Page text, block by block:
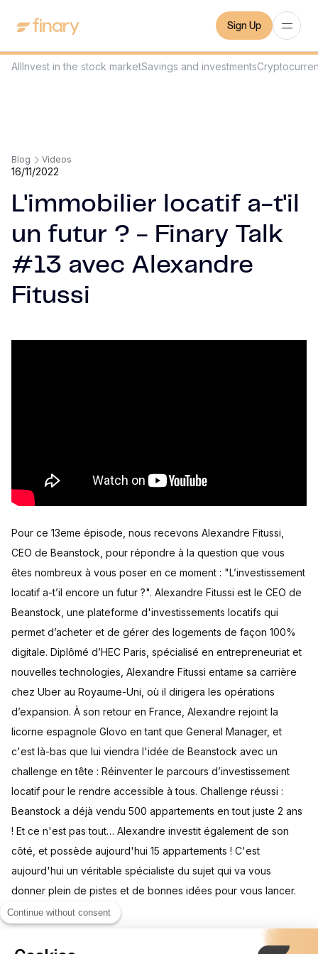
Continue without consent
Sign Up
AllInvest in the stock marketSavings and investments
Blog Videos
16/11/2022
L'immobilier locatif a-t'il
un futur ? - Finary Talk
#13 avec Alexandre
Fitussi
Pour ce 13eme épisode, nous recevons Alexandre Fitussi,
CEO de Beanstock, pour répondre à la question que vous
êtes nombreux à vous poser en ce moment : "L’investissement
locatif a-t’il encore un futur ?". Alexandre Fitussi est le CEO de
Beanstock, une plateforme d'investissements locatifs qui
permet d’acheter et de gérer des logements de façon 100%
digitale. Diplômé d’HEC Paris, spécialisé en entrepreneuriat et
nouvelles technologies, Alexandre Fitussi entame sa carrière
chez Uber au Royaume-Uni, où il dirigera les opérations
d’expansion. À son retour en France, Alexandre rejoint la
licorne espagnole Glovo en tant que General Manager, et
c'est là-bas que lui viendra l'idée de Beanstock avec un
challenge en tête : Réinventer le parcours d’investissement
locatif pour le rendre accessible à tous. Challenge réussi :
Beanstock a déjà vendu 500 appartements en tout juste 2 ans
! Et ce n'est pas tout… Alexandre investit également de son
côté, et possède aujourd'hui 15 appartements ! C'est
aujourd'hui un véritable spécialiste du sujet qui va vous
donner plein de pistes et de bonnes idées pour vous lancer.
Bon visionnage !